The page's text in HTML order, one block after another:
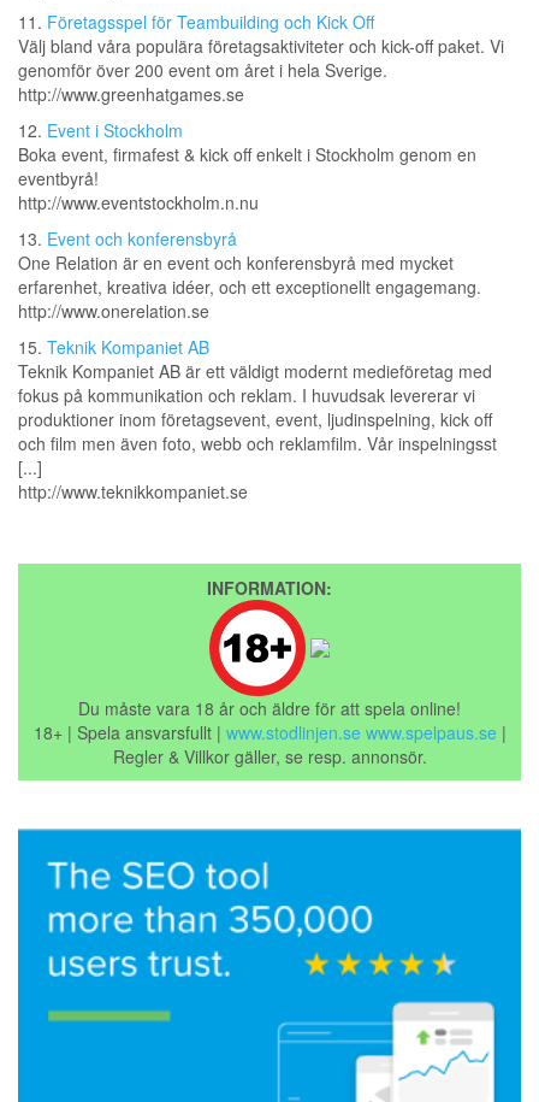
11. Företagsspel för Teambuilding och Kick Off
Välj bland våra populära företagsaktiviteter och kick-off paket. Vi
genomför över 200 event om året i hela Sverige.
http://www.greenhatgames.se
12. Event i Stockholm
Boka event, firmafest & kick off enkelt i Stockholm genom en
eventbyrå!
http://www.eventstockholm.n.nu
13. Event och konferensbyrå
One Relation är en event och konferensbyrå med mycket
erfarenhet, kreativa idéer, och ett exceptionellt engagemang.
http://www.onerelation.se
15. Teknik Kompaniet AB
Teknik Kompaniet AB är ett väldigt modernt medieföretag med
fokus på kommunikation och reklam. I huvudsak levererar vi
produktioner inom företagsevent, event, ljudinspelning, kick off
och film men även foto, webb och reklamfilm. Vår inspelningsst
[...]
http://www.teknikkompaniet.se
INFORMATION:
Du måste vara 18 år och äldre för att spela online!
18+ | Spela ansvarsfullt | www.stodlinjen.se www.spelpaus.se |
Regler & Villkor gäller, se resp. annonsör.